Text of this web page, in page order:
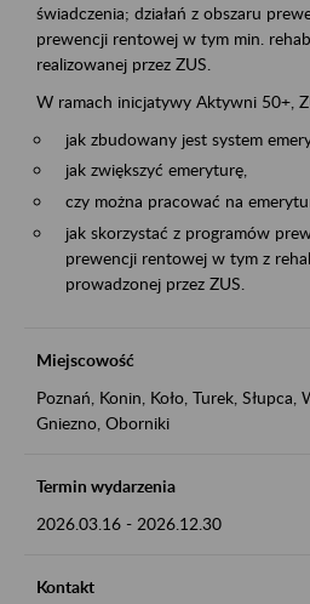
świadczenia; działań z obszaru
prewencji rentowej w tym min.
realizowanej przez ZUS.
W ramach inicjatywy Aktywni 50+,
jak zbudowany jest system
jak zwiększyć emeryturę,
czy można pracować na
jak skorzystać z programów
prewencji rentowej w tym z
prowadzonej przez ZUS.
Miejscowość
Poznań, Konin, Koło, Turek, Słupca,
Gniezno, Oborniki
Termin wydarzenia
2026.03.16 - 2026.12.30
Kontakt